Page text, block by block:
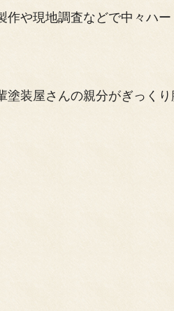
作や現地調査などで中々ハ
塗装屋さんの親分がぎっく